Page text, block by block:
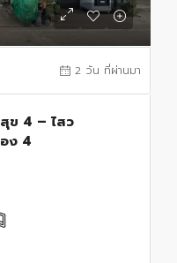
2 วัน ที่ผ่านมา
ข 4 – ไสว
ง 4